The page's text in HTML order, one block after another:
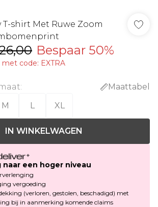
T-shirt Met Ruwe Zoom
Bespaar 50%
code: EXTRA
:
Maattabel
M L XL
IN WINKELWAGEN
naar een hoger niveau
vergoeding
(verloren, gestolen, beschadigd) met
bij in aanmerking komende claims